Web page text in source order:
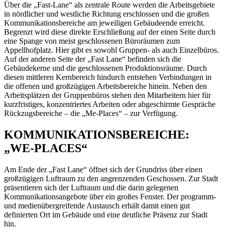
Über die „Fast-Lane“ als zentrale Route werden die Arbeitsgebiete
in nördlicher und westliche Richtung erschlossen und die großen
Kommunikationsbereiche am jeweiligen Gebäudeende erreicht.
Begrenzt wird diese direkte Erschließung auf der einen Seite durch
eine Spange von meist geschlossenen Büroräumen zum
Appellhofplatz. Hier gibt es sowohl Gruppen- als auch Einzelbüros.
Auf der anderen Seite der „Fast Lane“ befinden sich die
Gebäudekerne und die geschlossenen Produktionsräume. Durch
diesen mittleren Kernbereich hindurch entstehen Verbindungen in
die offenen und großzügigen Arbeitsbereiche hinein. Neben den
Arbeitsplätzen der Gruppenbüros stehen den Mitarbeitern hier für
kurzfristiges, konzentriertes Arbeiten oder abgeschirmte Gespräche
Rückzugsbereiche – die „Me-Places“ – zur Verfügung.
KOMMUNIKATIONSBEREICHE:
„WE-PLACES“
Am Ende der „Fast Lane“ öffnet sich der Grundriss über einen
großzügigen Luftraum zu den angrenzenden Geschossen. Zur Stadt
präsentieren sich der Luftraum und die darin gelegenen
Kommunikationsangebote über ein großes Fenster. Der programm-
und medienübergreifende Austausch erhält damit einen gut
definierten Ort im Gebäude und eine deutliche Präsenz zur Stadt
hin.